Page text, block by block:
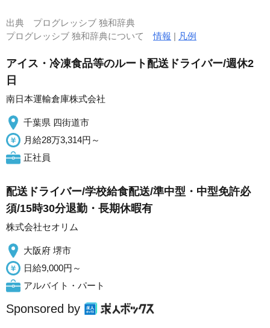
出典 プログレッシブ 独和辞典
プログレッシブ 独和辞典について情報 | 凡例
アイス・冷凍食品等のルート配送ドライバー/週休2
日
南日本運輸倉庫株式会社
千葉県 四街道市
月給28万3,314円～
正社員
配送ドライバー/学校給食配送/準中型・中型免許必
須/15時30分退勤・長期休暇有
株式会社セオリム
大阪府 堺市
日給9,000円～
アルバイト・パート
Sponsored by